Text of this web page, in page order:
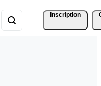
Inscription